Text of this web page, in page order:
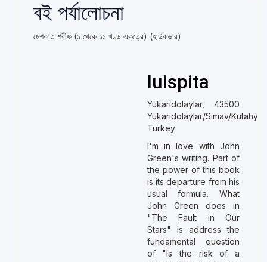
বই পর্যালোচনা
মেশকাত শরীফ (১ থেকে ১১ খণ্ড একত্রে) (হার্ডকভার)
luispita
Yukarıdolaylar, 43500
Yukarıdolaylar/Simav/Kütahya,
Turkey
I'm in love with John
Green's writing. Part of
the power of this book
is its departure from his
usual formula. What
John Green does in
"The Fault in Our
Stars" is address the
fundamental question
of "Is the risk of a